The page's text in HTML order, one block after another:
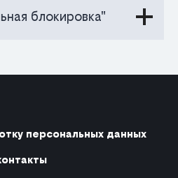
блокировка"
персональных данных